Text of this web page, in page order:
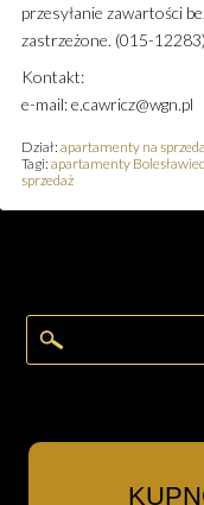
przesyłanie zawartości
zastrzeżone. (015-12283)
Kontakt:
e-mail: e.cawricz@wgn.pl
Dział: apartamenty na
Tagi: apartamenty
sprzedaż